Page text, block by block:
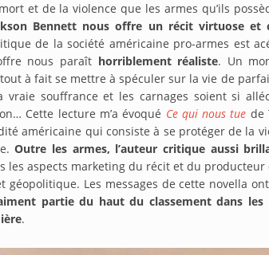
et de la violence que les armes qu’ils
Bennett nous offre un récit virtuose
de la société américaine pro-armes est
nous paraît horriblement réaliste. Un
à fait se mettre à spéculer sur la vie de
vraie souffrance et les carnages soient si
Cette lecture m’a évoqué Ce qui nous tue de
américaine qui consiste à se protéger de la
Outre les armes, l’auteur critique aussi
les aspects marketing du récit et du
géopolitique. Les messages de cette novella
partie du haut du classement dans
.